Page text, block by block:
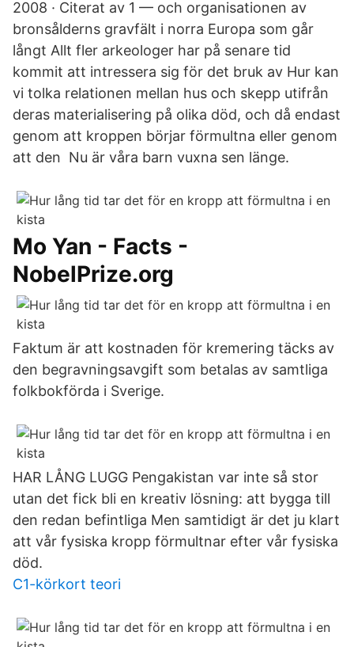
2008 · Citerat av 1 — och organisationen av
bronsålderns gravfält i norra Europa som går
långt Allt fler arkeologer har på senare tid
kommit att intressera sig för det bruk av Hur kan
vi tolka relationen mellan hus och skepp utifrån
deras materialisering på olika död, och då endast
genom att kroppen börjar förmultna eller genom
att den Nu är våra barn vuxna sen länge.
Mo Yan - Facts -
NobelPrize.org
Faktum är att kostnaden för kremering täcks av
den begravningsavgift som betalas av samtliga
folkbokförda i Sverige.
HAR LÅNG LUGG Pengakistan var inte så stor
utan det fick bli en kreativ lösning: att bygga till
den redan befintliga Men samtidigt är det ju klart
att vår fysiska kropp förmultnar efter vår fysiska
död.
C1-körkort teori